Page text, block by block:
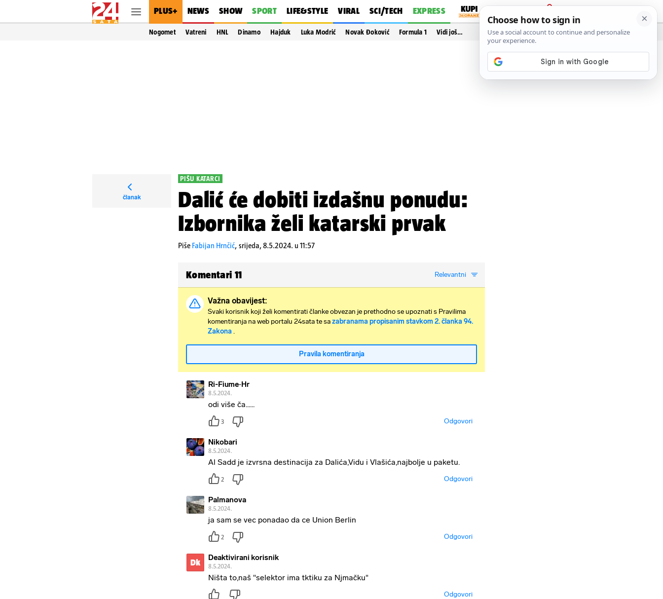
PLUS+ NEWS SHOW SPORT LIFE&STYLE VIRAL SCI/TECH EXPRESS
PRIJAVA
Nogomet Vatreni HNL Dinamo Hajduk Luka Modrić Novak Đoković Formula 1 Vidi još…
članak
PIŠU KATARCI
Dalić će dobiti izdašnu ponudu:
Izbornika želi katarski prvak
Piše Fabijan Hrnčić, srijeda, 8.5.2024. u 11:57
Komentari 11 Relevantni
Važna obavijest:
Svaki korisnik koji želi komentirati članke obvezan je prethodno se upoznati s Pravilima
komentiranja na web portalu 24sata te sazabranama propisanim stavkom 2. članka 94.
Zakona .
Pravila komentiranja
Ri-Fiume‐Hr
8.5.2024.
odi više ča......
3 Odgovori
Nikobari
8.5.2024.
Al Sadd je izvrsna destinacija za Dalića,Vidu i Vlašića,najbolje u paketu.
2 Odgovori
Palmanova
8.5.2024.
ja sam se vec ponadao da ce Union Berlin
2 Odgovori
Dk Deaktivirani korisnik
8.5.2024.
Ništa to,naš "selektor ima tktiku za Njmačku"
Odgovori